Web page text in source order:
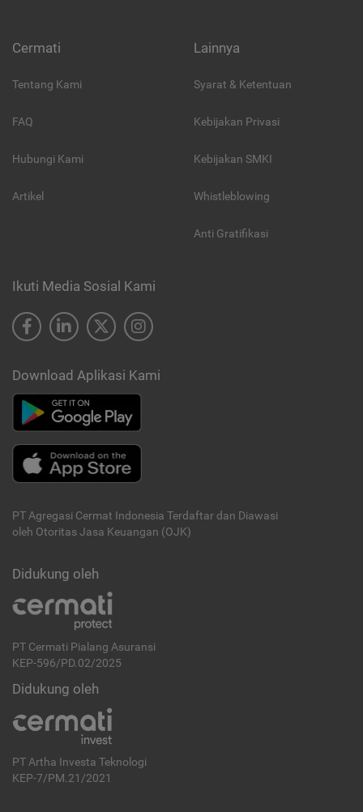
Cermati
Tentang Kami
FAQ
Hubungi Kami
Artikel
Lainnya
Syarat & Ketentuan
Kebijakan Privasi
Kebijakan SMKI
Whistleblowing
Anti Gratifikasi
Ikuti Media Sosial Kami
Download Aplikasi Kami
PT Agregasi Cermat Indonesia Terdaftar dan Diawasi
oleh Otoritas Jasa Keuangan (OJK)
Didukung oleh
PT Cermati Pialang Asuransi
KEP-596/PD.02/2025
Didukung oleh
PT Artha Investa Teknologi
KEP-7/PM.21/2021